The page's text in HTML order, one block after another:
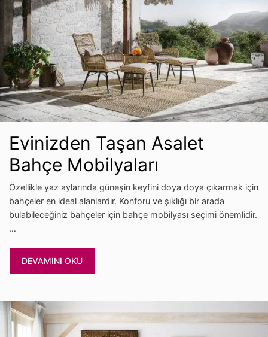
Evinizden Taşan Asalet
Bahçe Mobilyaları
Özellikle yaz aylarında güneşin keyfini doya doya çıkarmak için
bahçeler en ideal alanlardır. Konforu ve şıklığı bir arada
bulabileceğiniz bahçeler için bahçe mobilyası seçimi önemlidir.
…
DEVAMINI OKU